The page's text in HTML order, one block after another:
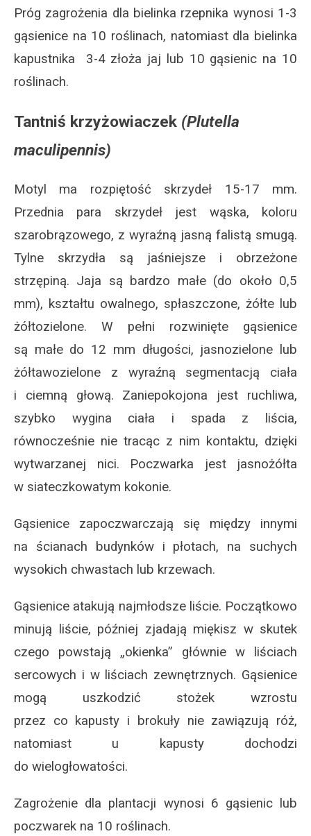
Próg zagrożenia dla bielinka rzepnika wynosi 1-3
gąsienice na 10 roślinach, natomiast dla bielinka
kapustnika 3-4 złoża jaj lub 10 gąsienic na 10
roślinach.
Tantniś krzyżowiaczek (Plutella
maculipennis)
Motyl ma rozpiętość skrzydeł 15-17 mm.
Przednia para skrzydeł jest wąska, koloru
szarobrązowego, z wyraźną jasną falistą smugą.
Tylne skrzydła są jaśniejsze i obrzeżone
strzępiną. Jaja są bardzo małe (do około 0,5
mm), kształtu owalnego, spłaszczone, żółte lub
żółtozielone. W pełni rozwinięte gąsienice
są małe do 12 mm długości, jasnozielone lub
żółtawozielone z wyraźną segmentacją ciała
i ciemną głową. Zaniepokojona jest ruchliwa,
szybko wygina ciała i spada z liścia,
równocześnie nie tracąc z nim kontaktu, dzięki
wytwarzanej nici. Poczwarka jest jasnożółta
w siateczkowatym kokonie.
Gąsienice zapoczwarczają się między innymi
na ścianach budynków i płotach, na suchych
wysokich chwastach lub krzewach.
Gąsienice atakują najmłodsze liście. Początkowo
minują liście, później zjadają miękisz w skutek
czego powstają „okienka” głównie w liściach
sercowych i w liściach zewnętrznych. Gąsienice
mogą uszkodzić stożek wzrostu
przez co kapusty i brokuły nie zawiązują róż,
natomiast u kapusty dochodzi
do wielogłowatości.
Zagrożenie dla plantacji wynosi 6 gąsienic lub
poczwarek na 10 roślinach.